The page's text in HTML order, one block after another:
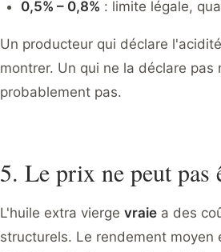
0,5% – 0,8% : limite légale,
Un producteur qui déclare
montrer. Un qui ne la déclare pas
probablement pas.
5. Le prix ne peut pas
L'huile extra vierge vraie a des
structurels. Le rendement moyen